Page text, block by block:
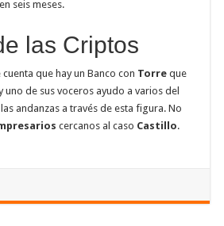
seis meses.
las Criptos
cuenta que hay un Banco con Torre que
uno de sus voceros ayudo a varios del
andanzas a través de esta figura. No
cercanos al caso Castillo.